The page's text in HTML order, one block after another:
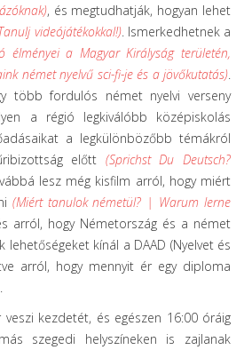
, és megtudhatják, hogyan lehet
videójátékokkal!). Ismerkedhetnek a
élményei a Magyar Királyság területén,
német nyelvű sci-fi-je és a jövőkutatás)
több fordulós német nyelvi verseny
a régió legkiválóbb középiskolás
a legkülönbözőbb témákról
előtt (Sprichst Du Deutsch?
lesz még kisfilm arról, hogy miért
(Miért tanulok németül? | Warum lerne
arról, hogy Németország és a német
lehetőségeket kínál a DAAD (Nyelvet és
arról, hogy mennyit ér egy diploma
kezdetét, és egészen 16:00 óráig
szegedi helyszíneken is zajlanak